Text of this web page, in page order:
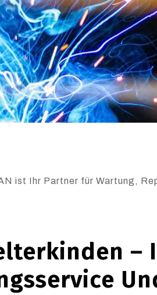
ist Ihr Partner für Wartung,
–